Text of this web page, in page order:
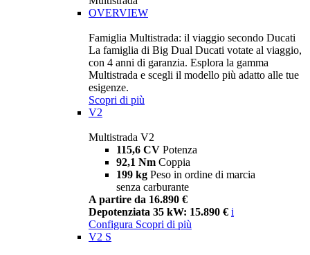
OVERVIEW
Famiglia Multistrada: il viaggio secondo Ducati
La famiglia di Big Dual Ducati votate al viaggio,
con 4 anni di garanzia. Esplora la gamma
Multistrada e scegli il modello più adatto alle tue
esigenze.
Scopri di più
V2
Multistrada V2
115,6 CV Potenza
92,1 Nm Coppia
199 kg Peso in ordine di marcia
senza carburante
A partire da 16.890 €
Depotenziata 35 kW: 15.890 € i
Configura Scopri di più
V2 S